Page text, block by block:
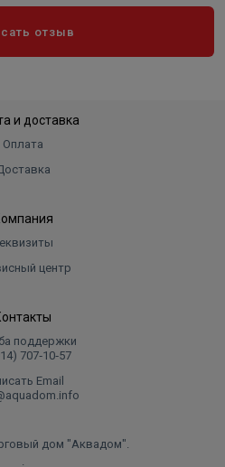
отзыв
и доставка
Оплата
центр
поддержки
707‑10‑57
Email
дом "Аквадом".
.